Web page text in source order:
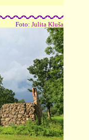
Foto: Julita Kluša